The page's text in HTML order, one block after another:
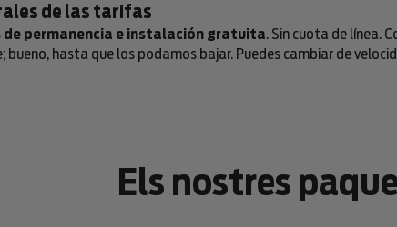
de las tarifas
de permanencia e instalación gratuita. Sin cuota de línea.
bueno, hasta que los podamos bajar. Puedes cambiar de
Els nostres